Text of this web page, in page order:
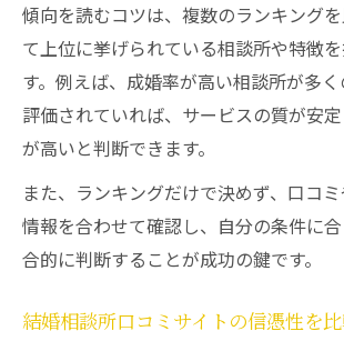
傾向を読むコツは、複数のランキング
て上位に挙げられている相談所や特徴
す。例えば、成婚率が高い相談所が多
評価されていれば、サービスの質が安
が高いと判断できます。
また、ランキングだけで決めず、口コ
情報を合わせて確認し、自分の条件に
合的に判断することが成功の鍵です。
結婚相談所口コミサイトの信憑性を